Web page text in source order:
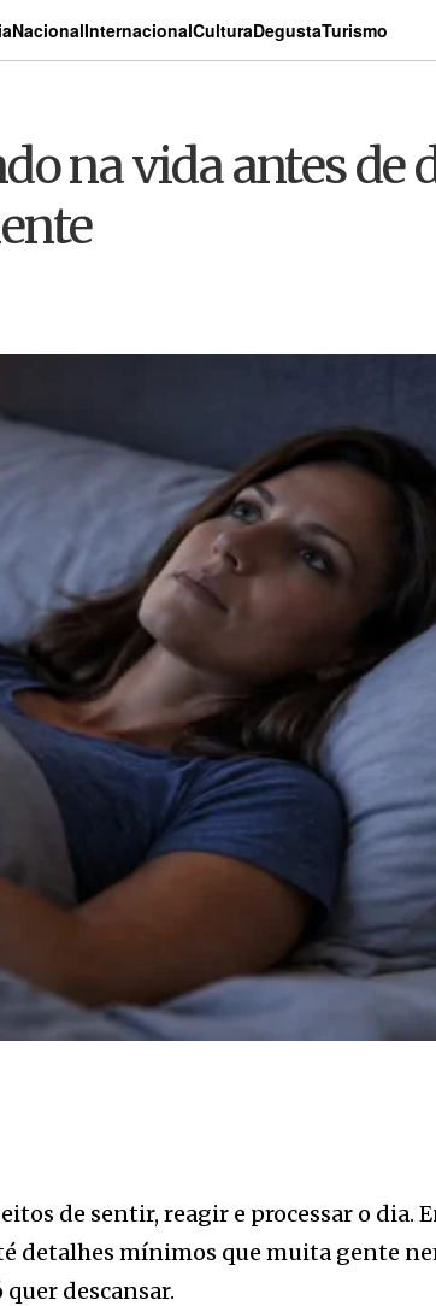
NacionalInternacionalCulturaDegustaTurismo
na vida antes de
de sentir, reagir e processar o dia.
detalhes mínimos que muita gente
descansar.